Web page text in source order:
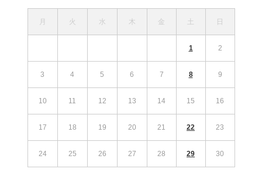
月 火 水 木 金 土 日
1 2
3 4 5 6 7 8 9
10 11 12 13 14 15 16
17 18 19 20 21 22 23
24 25 26 27 28 29 30